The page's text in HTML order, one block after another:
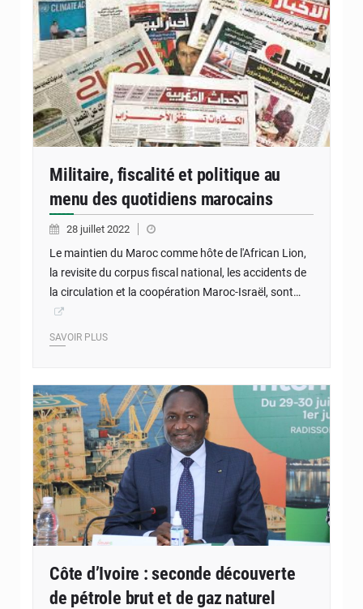
Militaire, fiscalité et politique au
menu des quotidiens marocains
28 juillet 2022
Le maintien du Maroc comme hôte de l'African Lion,
la revisite du corpus fiscal national, les accidents de
la circulation et la coopération Maroc-Israël, sont…
SAVOIR PLUS
Côte d’Ivoire : seconde découverte
de pétrole brut et de gaz naturel